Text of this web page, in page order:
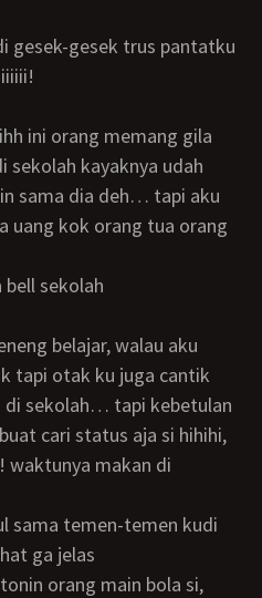
sekolah kayaknya udah
sama dia deh… tapi aku
uang kok orang tua orang
tapi otak ku juga cantik
di sekolah… tapi kebetulan
cari status aja si hihihi,
waktunya makan di
ga jelas